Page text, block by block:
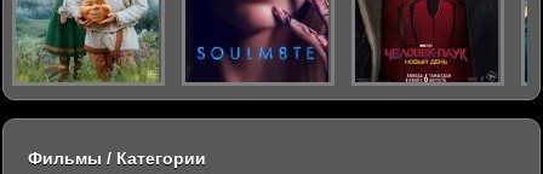
Фильмы / Категории